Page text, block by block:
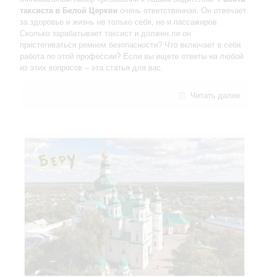
таксиста в Белой Церкви очень ответственная. Он отвечает
за здоровье и жизнь не только себя, но и пассажиров.
Сколько зарабатывает таксист и должен ли он
пристегиваться ремнем безопасности? Что включает в себя
работа по этой профессии? Если вы ищете ответы на любой
из этих вопросов – эта статья для вас.
Читать далее